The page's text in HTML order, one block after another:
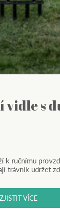
s
k ručnímu
trávník udržet
ZJISTIT VÍCE